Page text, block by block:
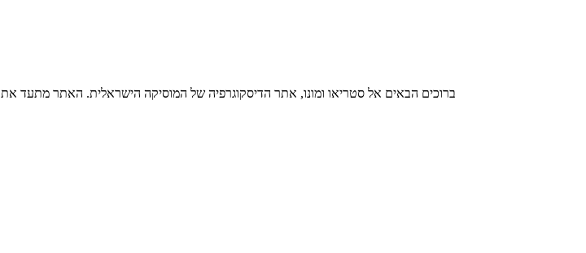
ברוכים הבאים אל סטריאו ומונו, אתר הדיסקוגרפיה של המוסיקה הישראלית. האתר